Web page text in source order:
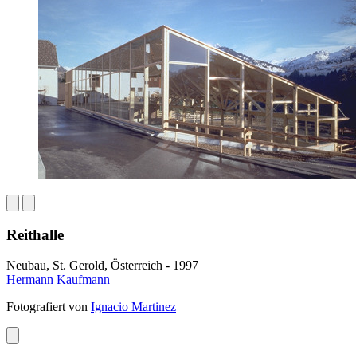
Reithalle
Neubau, St. Gerold, Österreich - 1997
Hermann Kaufmann
Fotografiert von Ignacio Martinez